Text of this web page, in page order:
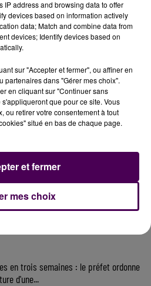
entrées à Terra Botanica !
vous au casting The Voice & The Voice
en trois semaines : le préfet ordonne
d'une...
IP address and browsing data to offer
devices based on information actively
data; Match and combine data from
devices; Identify devices based on
sur "Accepter et fermer", ou affiner en
partenaires dans "Gérer mes choix".
en cliquant sur "Continuer sans
que pour ce site. Vous
ou retirer votre consentement à tout
situé en bas de chaque page.
mes choix
et fermer